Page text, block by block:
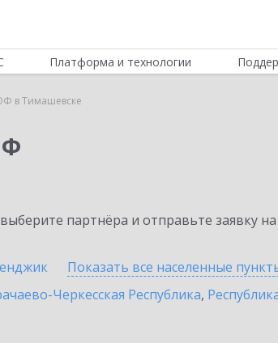
Платформа и технологии
в Тимашевске
партнёра и отправьте заявку
Показать все населенные
Черкесская Республика,